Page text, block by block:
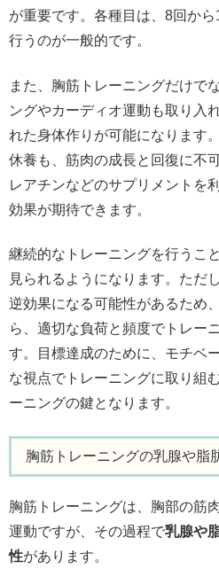
が重要です。各種目は、8回か
行うのが一般的です。
また、胸筋トレーニングだけで
ングやカーディオ運動も取り入
れた身体作りが可能になります
休養も、筋肉の成長と回復に不
レアチンなどのサプリメントを
効果が期待できます。
継続的なトレーニングを行うこ
見られるようになります。ただ
逆効果になる可能性があるため
ら、適切な負荷と頻度でトレー
す。目標達成のために、モチベ
な視点でトレーニングに取り組
ーニングの鍵となります。
胸筋トレーニングの乳腺や脂
胸筋トレーニングは、胸部の筋
運動ですが、その過程で乳腺や
性があります。